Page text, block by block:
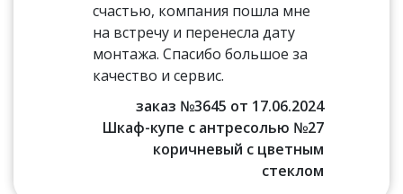
счастью, компания пошла мне
на встречу и перенесла дату
монтажа. Спасибо большое за
качество и сервис.
заказ №3645 от 17.06.2024
Шкаф-купе с антресолью №27
коричневый с цветным
стеклом